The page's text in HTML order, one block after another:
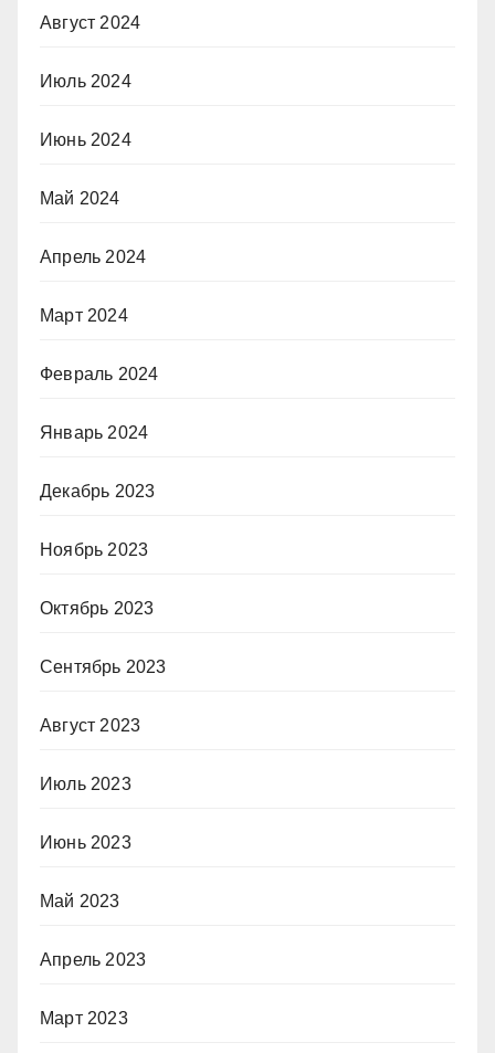
Август 2024
Июль 2024
Июнь 2024
Май 2024
Апрель 2024
Март 2024
Февраль 2024
Январь 2024
Декабрь 2023
Ноябрь 2023
Октябрь 2023
Сентябрь 2023
Август 2023
Июль 2023
Июнь 2023
Май 2023
Апрель 2023
Март 2023